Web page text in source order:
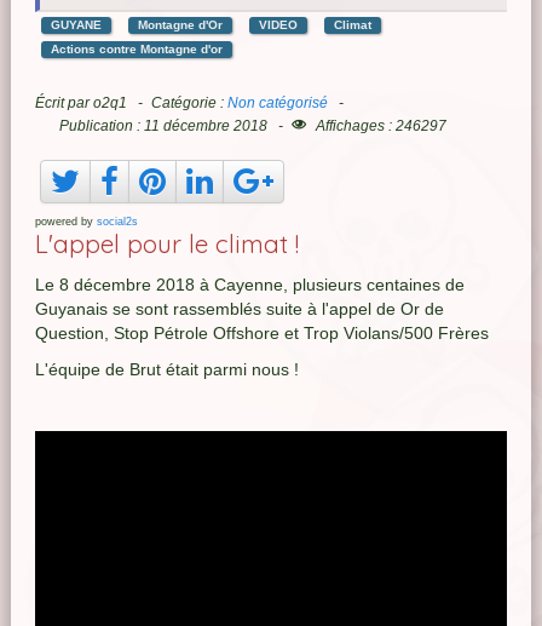
GUYANE Montagne d'Or VIDEO
Climat
Actions contre Montagne d'or
Écrit paro2q1 Catégorie : Non catégorisé
Publication : 11 décembre 2018
Affichages : 246297
powered by social2s
L'appel pour le climat !
Le 8 décembre 2018 à Cayenne, plusieurs centaines de
Guyanais se sont rassemblés suite à l'appel de Or de
Question, Stop Pétrole Offshore et Trop Violans/500 Frères
L'équipe de Brut était parmi nous !